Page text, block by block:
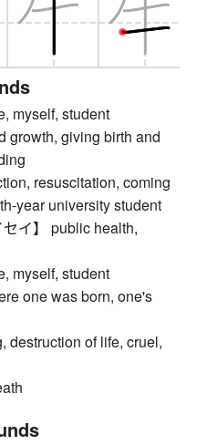
myself, student
growth, giving birth and
resuscitation, coming
year university student
イ】 public health,
myself, student
one was born, one's
destruction of life, cruel,